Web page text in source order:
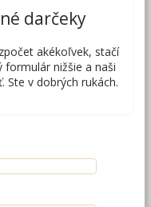
darčeky
akékoľvek, stačí
formulár nižšie a naši
Ste v dobrých rukách.